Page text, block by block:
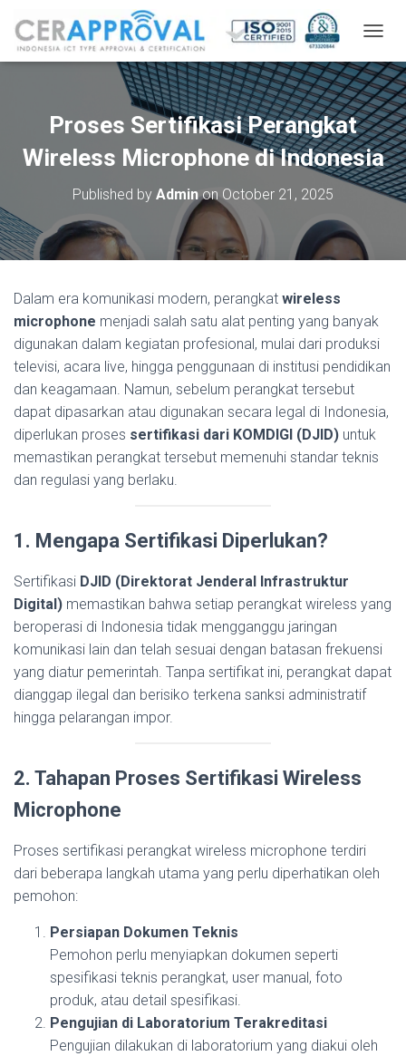
O
G
G
L
E
N
A
V
Proses Sertifikasi Perangkat
Wireless Microphone di Indonesia
Published by Adminon October 21, 2025
Dalam era komunikasi modern, perangkat wireless
microphone menjadi salah satu alat penting yang banyak
digunakan dalam kegiatan profesional, mulai dari produksi
televisi, acara live, hingga penggunaan di institusi pendidikan
dan keagamaan. Namun, sebelum perangkat tersebut
dapat dipasarkan atau digunakan secara legal di Indonesia,
diperlukan proses sertifikasi dari KOMDIGI (DJID) untuk
memastikan perangkat tersebut memenuhi standar teknis
dan regulasi yang berlaku.
1. Mengapa Sertifikasi Diperlukan?
Sertifikasi DJID (Direktorat Jenderal Infrastruktur
Digital) memastikan bahwa setiap perangkat wireless yang
beroperasi di Indonesia tidak mengganggu jaringan
komunikasi lain dan telah sesuai dengan batasan frekuensi
yang diatur pemerintah. Tanpa sertifikat ini, perangkat dapat
dianggap ilegal dan berisiko terkena sanksi administratif
hingga pelarangan impor.
2. Tahapan Proses Sertifikasi Wireless
Microphone
Proses sertifikasi perangkat wireless microphone terdiri
dari beberapa langkah utama yang perlu diperhatikan oleh
pemohon:
Persiapan Dokumen Teknis
Pemohon perlu menyiapkan dokumen seperti
spesifikasi teknis perangkat, user manual, foto
produk, atau detail spesifikasi.
Pengujian di Laboratorium Terakreditasi
Pengujian dilakukan di laboratorium yang diakui oleh